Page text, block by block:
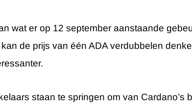
wat er op 12 september aanstaande
de prijs van één ADA verdubbelen
staan te springen om van